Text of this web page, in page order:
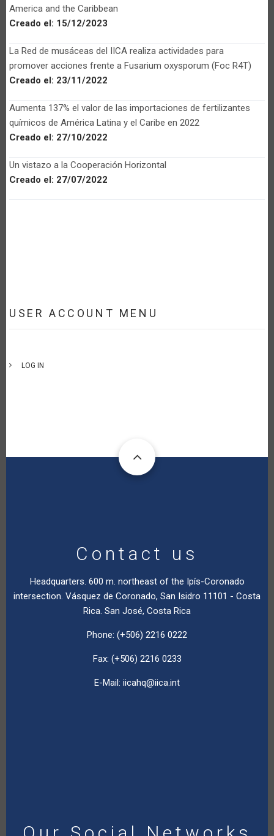
America and the Caribbean
Creado el: 15/12/2023
La Red de musáceas del IICA realiza actividades para
promover acciones frente a Fusarium oxysporum (Foc R4T)
Creado el: 23/11/2022
Aumenta 137% el valor de las importaciones de fertilizantes
químicos de América Latina y el Caribe en 2022
Creado el: 27/10/2022
Un vistazo a la Cooperación Horizontal
Creado el: 27/07/2022
USER ACCOUNT MENU
LOG IN
Contact us
Headquarters. 600 m. northeast of the Ipís-Coronado
intersection. Vásquez de Coronado, San Isidro 11101 - Costa
Rica. San José, Costa Rica
Phone: (+506) 2216 0222
Fax: (+506) 2216 0233
E-Mail: iicahq@iica.int